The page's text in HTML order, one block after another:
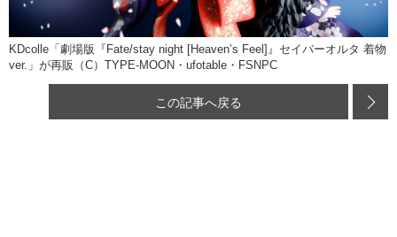
KDcolle「劇場版『Fate/stay night [Heaven’s Feel]』セイバーオルタ 着物
ver.」が再販（C）TYPE-MOON・ufotable・FSNPC
この記事へ戻る